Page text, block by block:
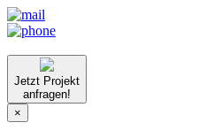
Jetzt Projekt
anfragen!
×